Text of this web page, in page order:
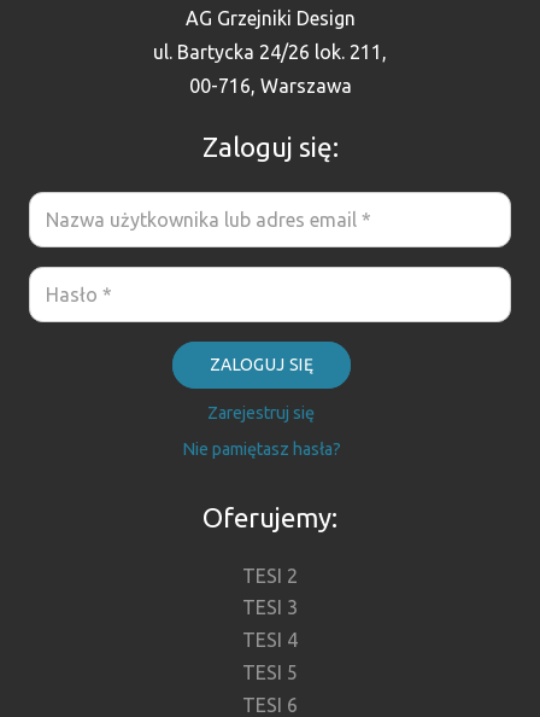
AG Grzejniki Design
ul. Bartycka 24/26 lok. 211,
00-716, Warszawa
Zaloguj się:
ZALOGUJ SIĘ
Zarejestruj się
Nie pamiętasz hasła?
Oferujemy:
TESI 2
TESI 3
TESI 4
TESI 5
TESI 6